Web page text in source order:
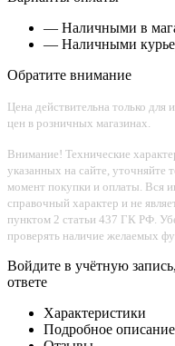
— Наличными в
— Наличными
Обратите внимание
Цена действительна только для
цен в розничных магазинах.
Внимание! Технические
указанных на сайте, уточняйте
момент покупки и оплаты. Вся
справочный характер и не
пунктом 2 статьи 437 ГК РФ.
проверять наличие желаемых
Войдите в учётную
ответе
Характеристики
Подробное описание